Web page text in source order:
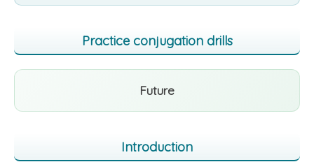
Practice conjugation drills
Future
Introduction